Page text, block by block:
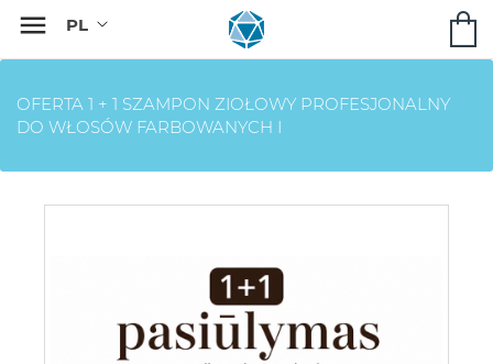

OFERTA 1 + 1 SZAMPON ZIOŁOWY PROFESJONALNY
DO WŁOSÓW FARBOWANYCH I